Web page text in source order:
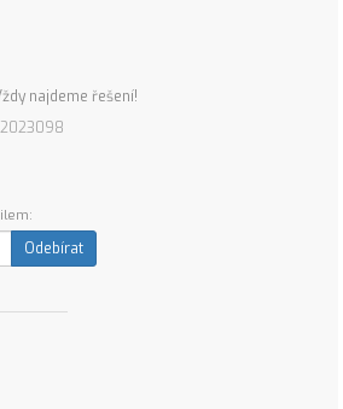
najdeme řešení!
Odebírat